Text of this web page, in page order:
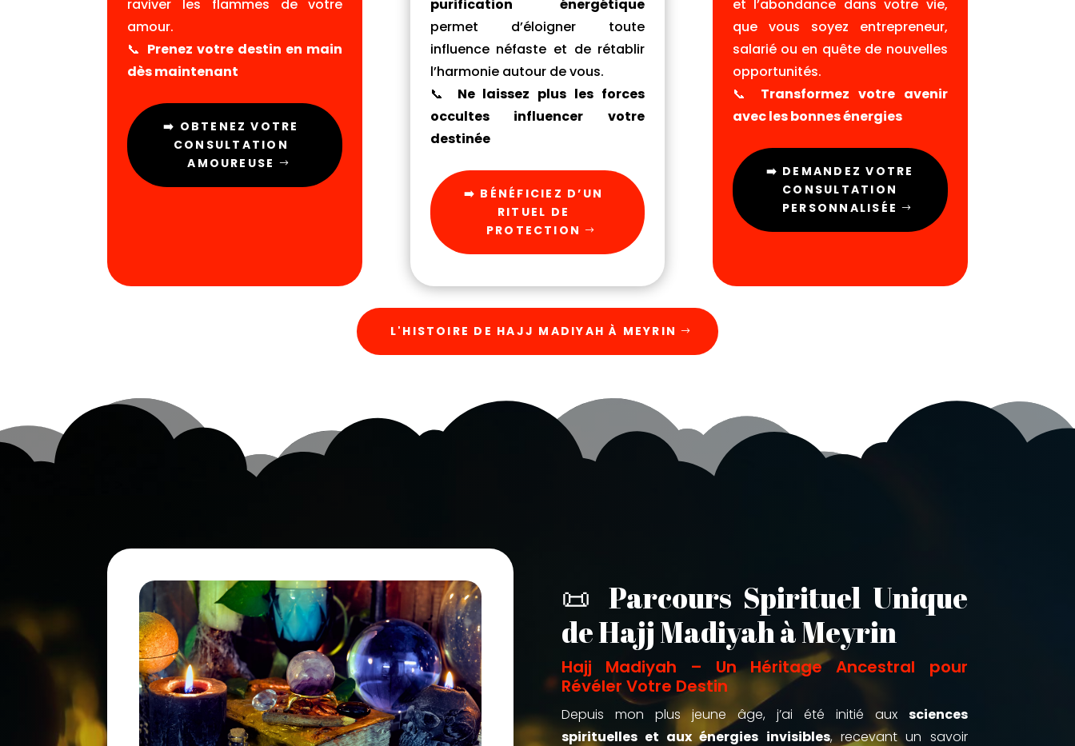
raviver les flammes de votre
amour.
📞 Prenez votre destin en main
dès maintenant
➡️ OBTENEZ VOTRE
CONSULTATION
AMOUREUSE
purification énergétique
permet d’éloigner toute
influence néfaste et de rétablir
l’harmonie autour de vous.
📞 Ne laissez plus les forces
occultes influencer votre
destinée
➡️ BÉNÉFICIEZ D’UN
RITUEL DE
PROTECTION
et l’abondance dans votre vie,
que vous soyez entrepreneur,
salarié ou en quête de nouvelles
opportunités.
📞 Transformez votre avenir
avec les bonnes énergies
➡️ DEMANDEZ VOTRE
CONSULTATION
PERSONNALISÉE
L'HISTOIRE DE HAJJ MADIYAH À MEYRIN
📜 Parcours Spirituel Unique
de Hajj Madiyah à Meyrin
Hajj Madiyah – Un Héritage Ancestral pour
Révéler Votre Destin
Depuis mon plus jeune âge, j’ai été initié aux sciences
spirituelles et aux énergies invisibles, recevant un savoir